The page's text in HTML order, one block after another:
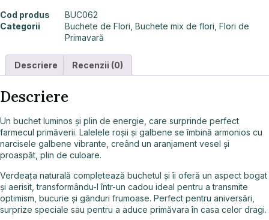
Cod produs
BUC062
Categorii
Buchete de Flori Buchete mix de flori Flori de
Primavară
Descriere Recenzii (0)
Descriere
Un buchet luminos și plin de energie, care surprinde perfect
farmecul primăverii. Lalelele roșii și galbene se îmbină armonios cu
narcisele galbene vibrante, creând un aranjament vesel și
proaspăt, plin de culoare.
Verdeața naturală completează buchetul și îi oferă un aspect bogat
și aerisit, transformându-l într-un cadou ideal pentru a transmite
optimism, bucurie și gânduri frumoase. Perfect pentru aniversări,
surprize speciale sau pentru a aduce primăvara în casa celor dragi.